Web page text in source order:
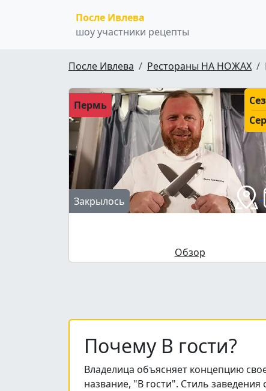
После Ивлева
шоу участники рецепты
После Ивлева Рестораны НА НОЖАХ
Пермь
Закрылось
Обзор
Почему В гости?
Владелица объясняет концепцию
название, "В гости". Стиль